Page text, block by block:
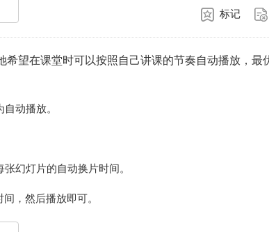
标记
希望在课堂时可以按照自己讲课的节奏自动播放，最
动播放。
幻灯片的自动换片时间。
，然后播放即可。